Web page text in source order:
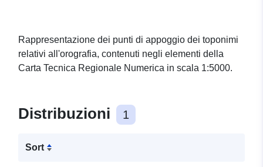
Rappresentazione dei punti di appoggio dei toponimi
relativi all'orografia, contenuti negli elementi della
Carta Tecnica Regionale Numerica in scala 1:5000.
Distribuzioni 1
Sort